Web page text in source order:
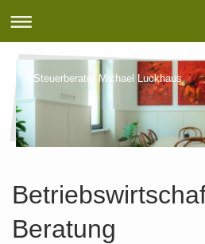
Steuerberater Michael Luckhaus
Beratung